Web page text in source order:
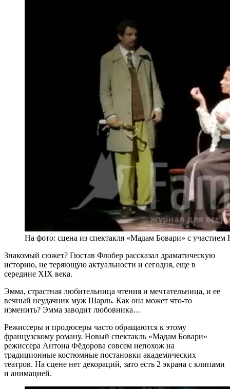
На фото: сцена из спектакля «Мадам Бовари» с
Знакомый сюжет? Гюстав Флобер рассказал драматическую
историю, не теряющую актуальности и сегодня, еще в
середине XIX века.
Эмма, страстная любительница чтения и мечтательница, и ее
вечный неудачник муж Шарль. Как она может что-то
изменить? Эмма заводит любовника…
Режиссеры и продюсеры часто обращаются к этому
французскому роману. Новый спектакль «Мадам Бовари»
режиссера Антона Фёдорова совсем непохож на
традиционные костюмные постановки академических
театров. На сцене нет декораций, зато есть 2 экрана с клипами
и анимацией.